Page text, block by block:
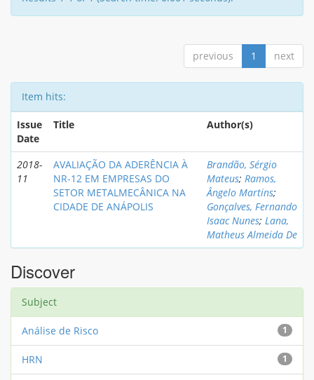
previous 1 next
Item hits:
Issue
Date
Title Author(s)
2018-
11
AVALIAÇÃO DA ADERÊNCIA À
NR-12 EM EMPRESAS DO
SETOR METALMECÂNICA NA
CIDADE DE ANÁPOLIS
Brandão, Sérgio
Mateus; Ramos,
Ângelo Martins;
Gonçalves, Fernando
Isaac Nunes; Lana,
Matheus Almeida De
Discover
Subject
1
Análise de Risco
1
HRN